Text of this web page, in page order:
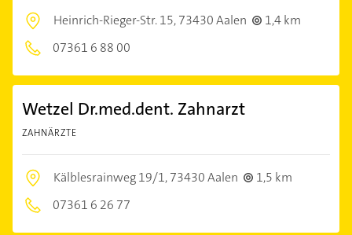
Heinrich-Rieger-Str. 15,73430 Aalen
1,4 km
07361 6 88 00
Wetzel Dr.med.dent. Zahnarzt
ZAHNÄRZTE
Kälblesrainweg 19/1,73430 Aalen
1,5 km
07361 6 26 77